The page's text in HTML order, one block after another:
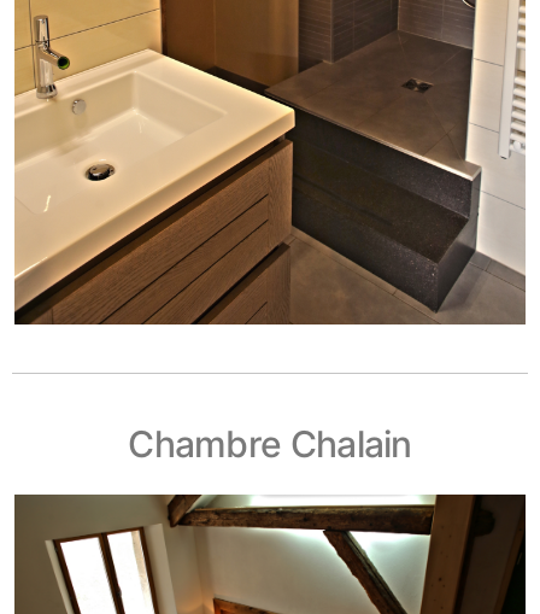
Chambre Chalain